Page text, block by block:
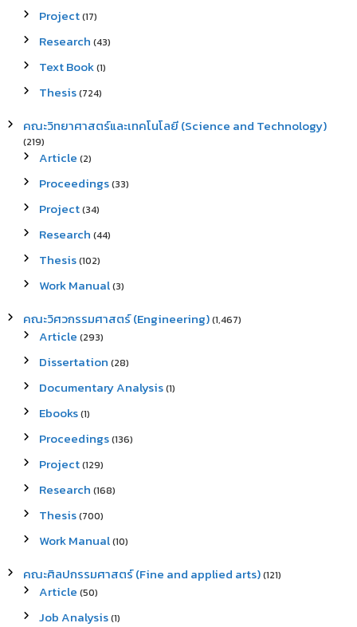
Project(17)
Research (43)
Text Book(1)
Thesis(724)
คณะวิทยาศาสตร์และเทคโนโลยี (Science and Technology)
(219)
Article (2)
Proceedings(33)
Project(34)
Research (44)
Thesis(102)
Work Manual(3)
คณะวิศวกรรมศาสตร์ (Engineering)(1,467)
Article (293)
Dissertation (28)
Documentary Analysis(1)
Ebooks(1)
Proceedings(136)
Project(129)
Research (168)
Thesis(700)
Work Manual(10)
คณะศิลปกรรมศาสตร์ (Fine and applied arts)(121)
Article (50)
Job Analysis(1)